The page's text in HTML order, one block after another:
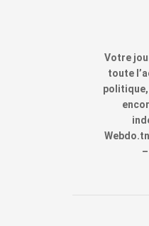
Votre
toute